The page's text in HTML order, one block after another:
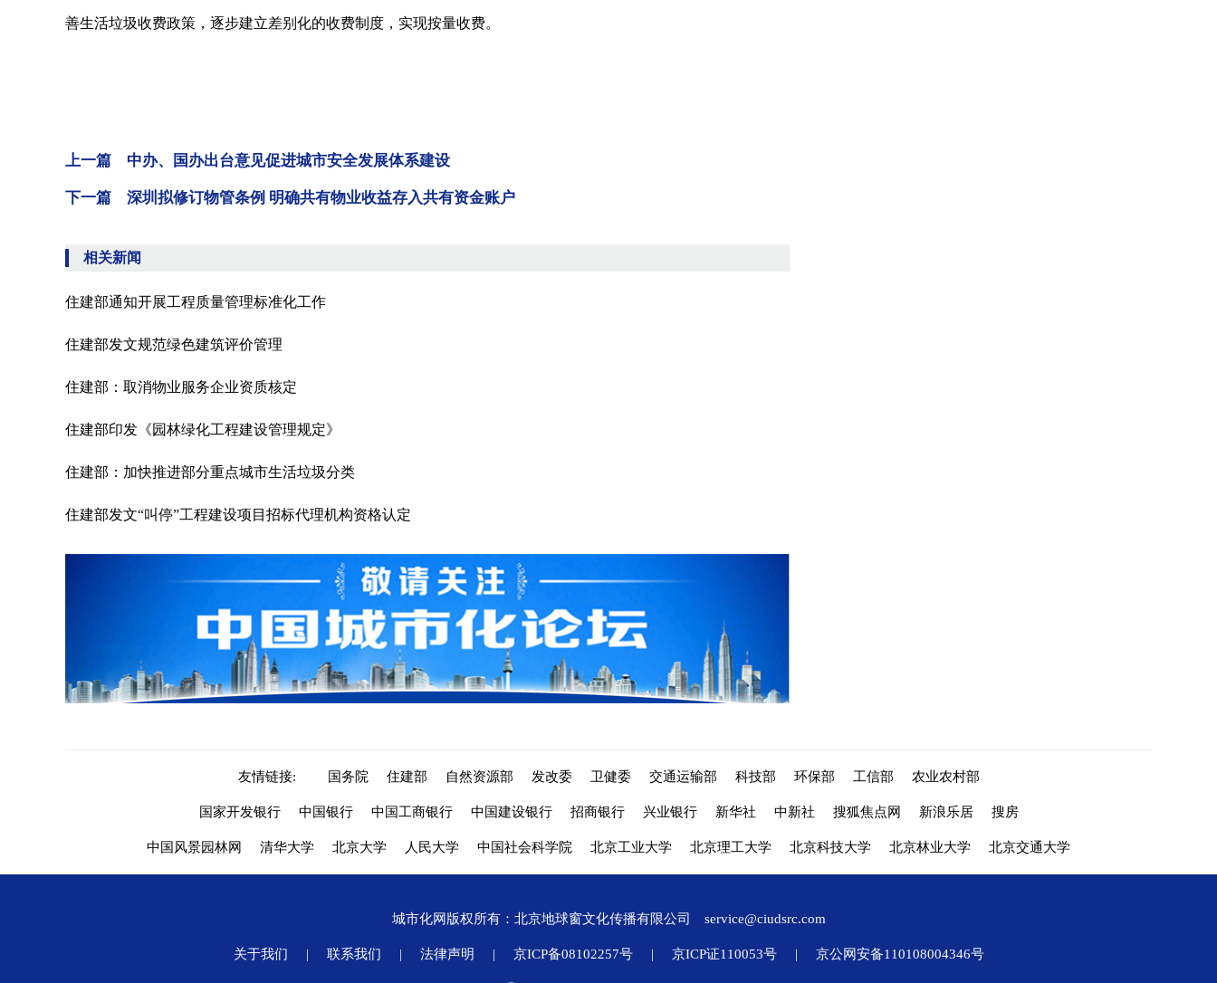
善生活垃圾收费政策，逐步建立差别化的收费制度，实现按量收费。
上一篇 中办、国办出台意见促进城市安全发展体系建设
下一篇 深圳拟修订物管条例 明确共有物业收益存入共有资金账户
相关新闻
住建部通知开展工程质量管理标准化工作
住建部发文规范绿色建筑评价管理
住建部：取消物业服务企业资质核定
住建部印发《园林绿化工程建设管理规定》
住建部：加快推进部分重点城市生活垃圾分类
住建部发文“叫停”工程建设项目招标代理机构资格认定
友情链接: 国务院 住建部 自然资源部 发改委 卫健委 交通运输部 科技部 环保部 工信部 农业农村部
国家开发银行 中国银行 中国工商银行 中国建设银行 招商银行 兴业银行 新华社 中新社 搜狐焦点网 新浪乐居 搜房
中国风景园林网 清华大学 北京大学 人民大学 中国社会科学院 北京工业大学 北京理工大学 北京科技大学 北京林业大学 北京交通大学
城市化网版权所有：北京地球窗文化传播有限公司 service@ciudsrc.com
关于我们 | 联系我们 | 法律声明 | 京ICP备08102257号 | 京ICP证110053号 | 京公网安备110108004346号